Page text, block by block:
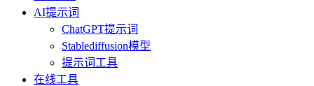
AI提示词
ChatGPT提示词
Stablediffusion模型
提示词工具
在线工具